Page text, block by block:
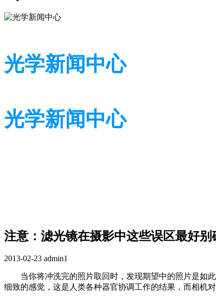
光学新闻中心
光学新闻中心
注意：滤光镜在摄影中这些误区最好别
2013-02-23 admin1
当你将冲洗完的照片取回时，发现期望中的照片是如
细致的感觉，这是人类各种器官协调工作的结果，而相机